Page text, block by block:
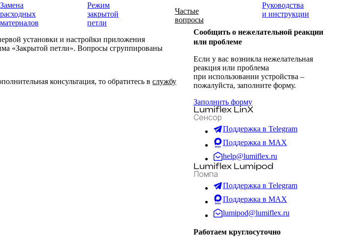
Замена
расходных
материалов
Режим
закрытой
петли
Частые
вопросы
Руководства
и инструкции
установки и настройки приложения
«Закрытой петли». Вопросы сгруппированы
консультация, то обратитесь в службу
Сообщить о нежелательной реакции
или проблеме
Если у вас возникла нежелательная
реакция или проблема
при использовании устройства –
пожалуйста, заполните форму.
Заполнить форму
Lumiflex LinX
Сенсор
Поддержка в Telegram
Поддержка в MAX
help@lumiflex.ru
Lumiflex Lumipod
Помпа
Поддержка в Telegram
Поддержка в MAX
lumipod@lumiflex.ru
Работаем круглосуточно